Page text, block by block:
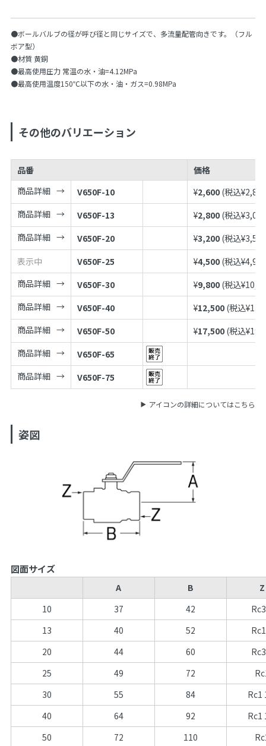
●ボールバルブの径が呼び径と同じサイズで、多流量配管向きです。（フル
ボア型）
●材質 黄銅
●最高使用圧力 常温の水・油=4.12MPa
●最高使用温度150℃以下の水・油・ガス=0.98MPa
その他のバリエーション
品番
価格
商品詳細
V650F-10 ¥2,600 (税込¥2,860
商品詳細
V650F-13 ¥2,800 (税込¥3,080
商品詳細
V650F-20 ¥3,200 (税込¥3,520
表示中
V650F-25 ¥4,500 (税込¥4,950
商品詳細
V650F-30 ¥9,800 (税込¥
商品詳細
V650F-40 ¥12,500 (税込¥
商品詳細
V650F-50 ¥17,500 (税込¥
商品詳細
V650F-65
商品詳細
V650F-75
アイコンの詳細についてはこちら
姿図
図面サイズ
A B
Z
10
37 42
13
40 52
20
44 60
25
49 72
30
55 84
Rc1
40
64 92
Rc1
50
72 110